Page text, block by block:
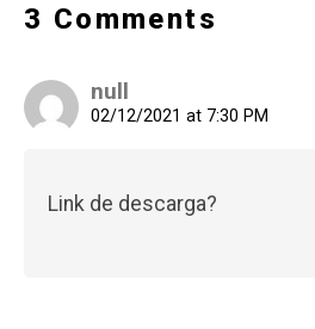
3 Comments
null
02/12/2021 at 7:30 PM
Link de descarga?